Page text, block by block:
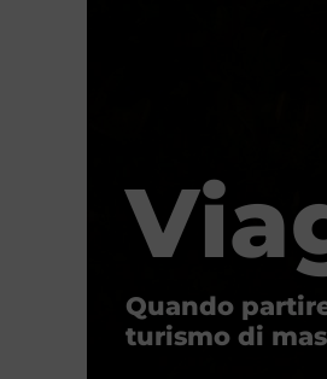
Quando
turismo di